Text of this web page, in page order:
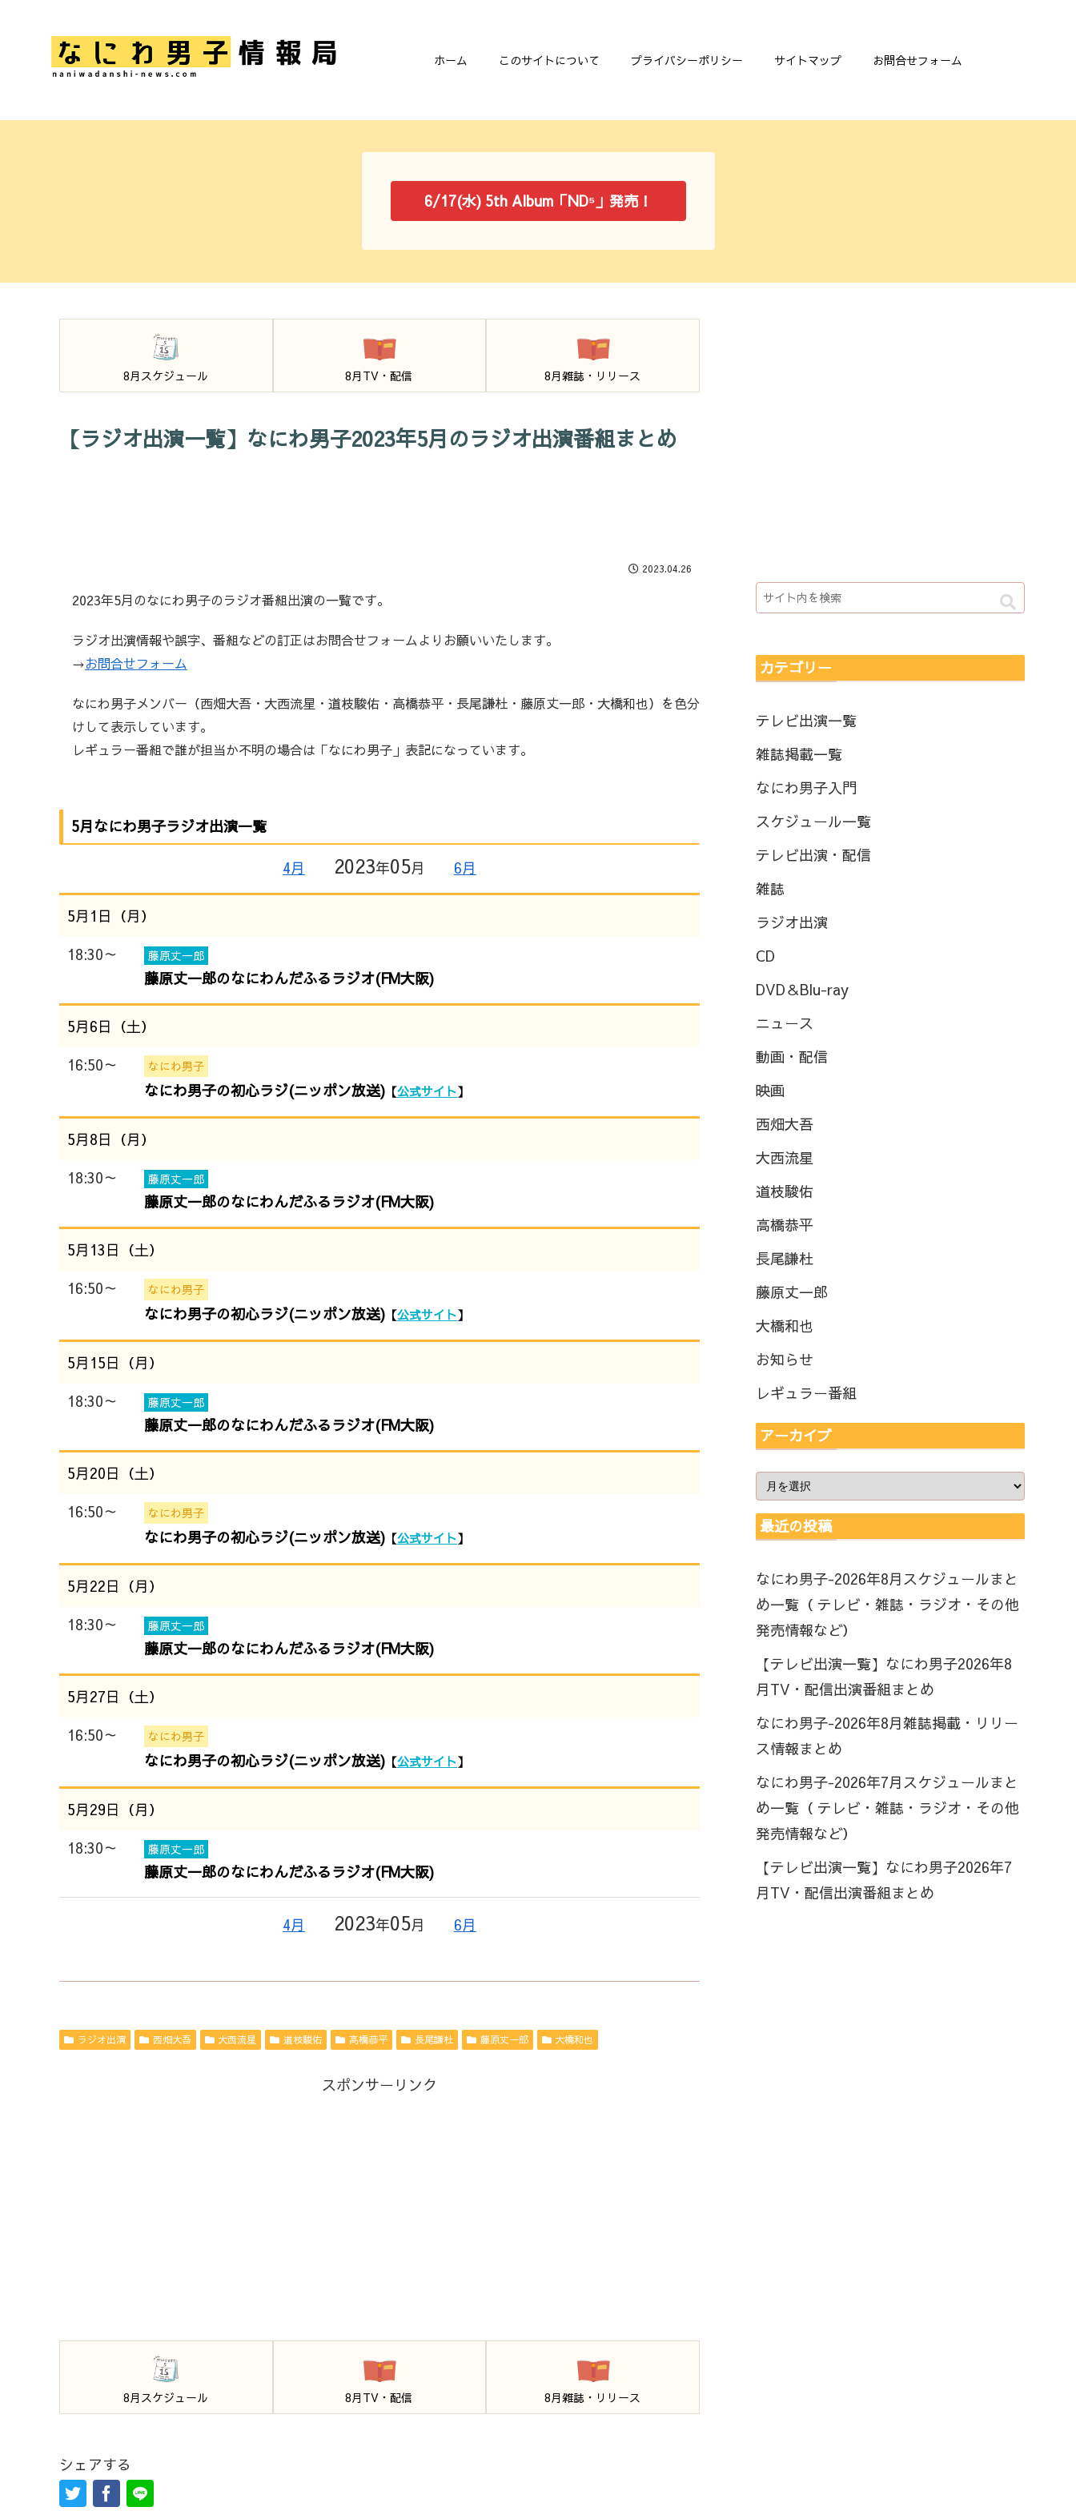
ホーム このサイトについて プライバシーポリシー サイトマップ お問合せフォーム
6/17(水) 5th Album「ND⁵」発売！
8月スケジュール 8月TV・配信 8月雑誌・リリース
【ラジオ出演一覧】なにわ男子2023年5月のラジオ出演番組まとめ
2023.04.26
2023年5月のなにわ男子のラジオ番組出演の一覧です。
ラジオ出演情報や誤字、番組などの訂正はお問合せフォームよりお願いいたします。
→お問合せフォーム
なにわ男子メンバー（西畑大吾・大西流星・道枝駿佑・高橋恭平・長尾謙杜・藤原丈一郎・大橋和也）を色分
けして表示しています。
レギュラー番組で誰が担当か不明の場合は「なにわ男子」表記になっています。
5月なにわ男子ラジオ出演一覧
4月 2023年05月 6月
5月1日（月）
18:30～
藤原丈一郎
藤原丈一郎のなにわんだふるラジオ(FM大阪)
5月6日（土）
16:50～
なにわ男子
なにわ男子の初心ラジ(ニッポン放送) 【公式サイト】
5月8日（月）
18:30～
藤原丈一郎
藤原丈一郎のなにわんだふるラジオ(FM大阪)
5月13日（土）
16:50～
なにわ男子
なにわ男子の初心ラジ(ニッポン放送) 【公式サイト】
5月15日（月）
18:30～
藤原丈一郎
藤原丈一郎のなにわんだふるラジオ(FM大阪)
5月20日（土）
16:50～
なにわ男子
なにわ男子の初心ラジ(ニッポン放送) 【公式サイト】
5月22日（月）
18:30～
藤原丈一郎
藤原丈一郎のなにわんだふるラジオ(FM大阪)
5月27日（土）
16:50～
なにわ男子
なにわ男子の初心ラジ(ニッポン放送) 【公式サイト】
5月29日（月）
18:30～
藤原丈一郎
藤原丈一郎のなにわんだふるラジオ(FM大阪)
4月 2023年05月 6月
ラジオ出演 西畑大吾 大西流星 道枝駿佑 高橋恭平 長尾謙杜 藤原丈一郎 大橋和也
スポンサーリンク
8月スケジュール 8月TV・配信 8月雑誌・リリース
シェアする
カテゴリー
テレビ出演一覧
雑誌掲載一覧
なにわ男子入門
スケジュール一覧
テレビ出演・配信
雑誌
ラジオ出演
CD
DVD＆Blu-ray
ニュース
動画・配信
映画
西畑大吾
大西流星
道枝駿佑
高橋恭平
長尾謙杜
藤原丈一郎
大橋和也
お知らせ
レギュラー番組
アーカイブ
最近の投稿
なにわ男子-2026年8月スケジュールまと
め一覧（ テレビ・雑誌・ラジオ・その他
発売情報など）
【テレビ出演一覧】なにわ男子2026年8
月TV・配信出演番組まとめ
なにわ男子-2026年8月雑誌掲載・リリー
ス情報まとめ
なにわ男子-2026年7月スケジュールまと
め一覧（ テレビ・雑誌・ラジオ・その他
発売情報など）
【テレビ出演一覧】なにわ男子2026年7
月TV・配信出演番組まとめ